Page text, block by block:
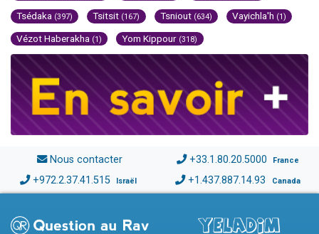
Tsédaka (397) Tsitsit (167) Tsniout (634) Vayichla'h (1)
Vézot Haberakha (1) Yom Kippour (318)
Nous contacter +33.1.80.20.5000 France
+972.2.37.41.515 Israël +1.437.887.14.93 Canada